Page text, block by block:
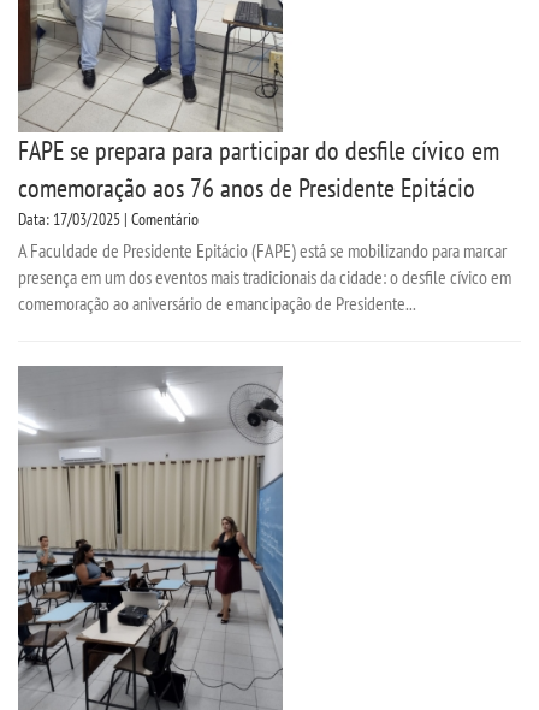
FAPE se prepara para participar do desfile cívico em
comemoração aos 76 anos de Presidente Epitácio
Data: 17/03/2025 | Comentário
A Faculdade de Presidente Epitácio (FAPE) está se mobilizando para marcar
presença em um dos eventos mais tradicionais da cidade: o desfile cívico em
comemoração ao aniversário de emancipação de Presidente...